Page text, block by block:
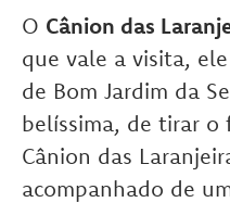
O Cânion das
que vale a visita,
de Bom Jardim da
belíssima, de tirar o
Cânion das
acompanhado de